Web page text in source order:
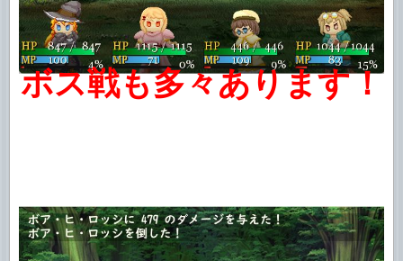
ボス戦も多々あります！